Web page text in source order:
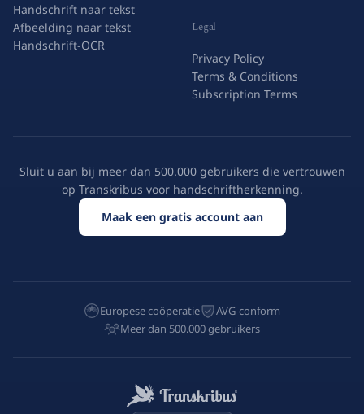
Handschrift naar tekst
Afbeelding naar tekst
Handschrift-OCR
Legal
Privacy Policy
Terms & Conditions
Subscription Terms
Sluit u aan bij meer dan 500.000 gebruikers die vertrouwen
op Transkribus voor handschriftherkenning.
Maak een gratis account aan
Europese coöperatie
AVG-conform
Meer dan 500.000 gebruikers